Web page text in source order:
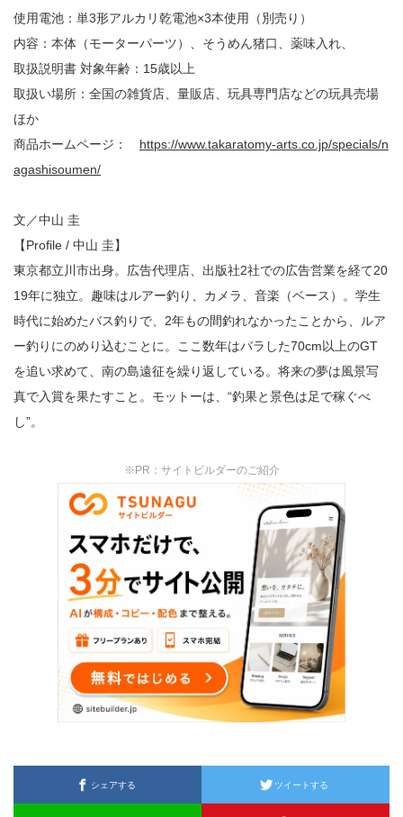
使用電池：単3形アルカリ乾電池×3本使用（別売り）
内容：本体（モーターパーツ）、そうめん猪口、薬味入れ、
取扱説明書 対象年齢：15歳以上
取扱い場所：全国の雑貨店、量販店、玩具専門店などの玩具売場
ほか
商品ホームページ： https://www.takaratomy-arts.co.jp/specials/n
agashisoumen/
文／中山 圭
【Profile / 中山 圭】
東京都立川市出身。広告代理店、出版社2社での広告営業を経て20
19年に独立。趣味はルアー釣り、カメラ、音楽（ベース）。学生
時代に始めたバス釣りで、2年もの間釣れなかったことから、ルア
ー釣りにのめり込むことに。ここ数年はバラした70cm以上のGT
を追い求めて、南の島遠征を繰り返している。将来の夢は風景写
真で入賞を果たすこと。モットーは、“釣果と景色は足で稼ぐべ
し”。
※PR：サイトビルダーのご紹介
シェアする ツイートする